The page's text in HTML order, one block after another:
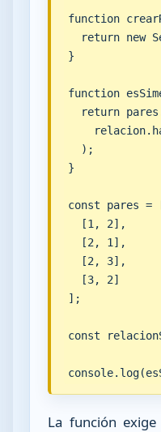
function
return new
}
function
return
  );
}
const pares =
  [1, 2],
  [2, 1],
  [2, 3],
  [3, 2]
];
const
La función